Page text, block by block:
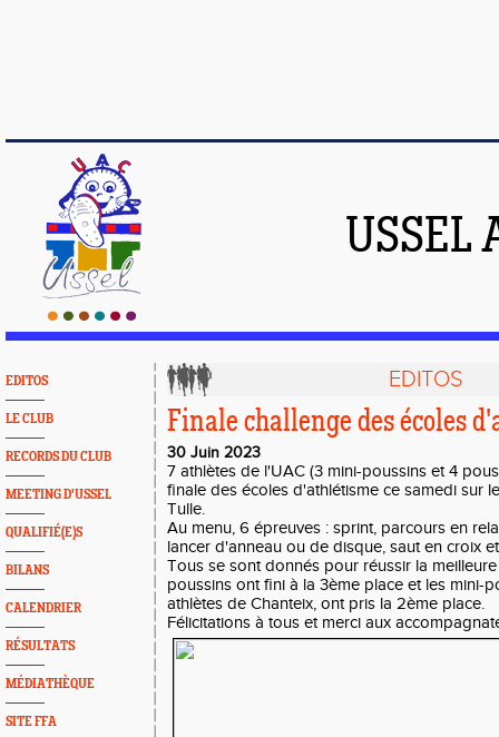
USSEL
EDITOS
LE CLUB
RECORDS DU CLUB
MEETING D'USSEL
QUALIFIÉ(E)S
BILANS
CALENDRIER
RÉSULTATS
MÉDIATHÈQUE
SITE FFA
EDITOS
Finale challenge des écoles
30 Juin 2023
7 athlètes de l'UAC (3 mini-poussins et 4
finale des écoles d'athlétisme ce samedi sur
Tulle.
Au menu, 6 épreuves : sprint, parcours en
lancer d'anneau ou de disque, saut en croix
Tous se sont donnés pour réussir la
poussins ont fini à la 3ème place et les mini-
athlètes de Chanteix, ont pris la 2ème place.
Félicitations à tous et merci aux